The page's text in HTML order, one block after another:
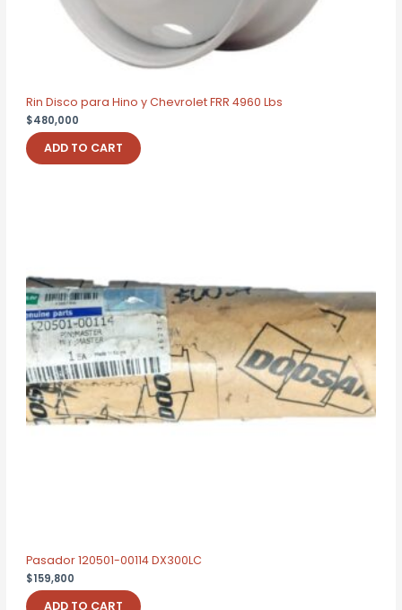
Rin Disco para Hino y Chevrolet FRR 4960 Lbs
$480,000
ADD TO CART
Pasador 120501-00114 DX300LC
$159,800
ADD TO CART